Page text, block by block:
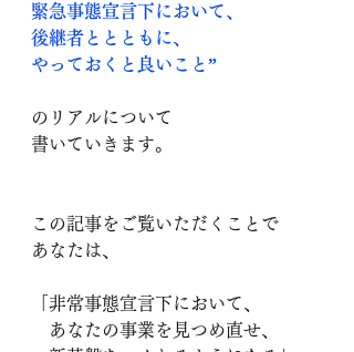
緊急事態宣言下において、
後継者ととともに、
やっておくと良いこと”
のリアルについて
書いていきます。
この記事をご覧いただくことで
あなたは、
「非常事態宣言下において、
あなたの事業を見つめ直せ、